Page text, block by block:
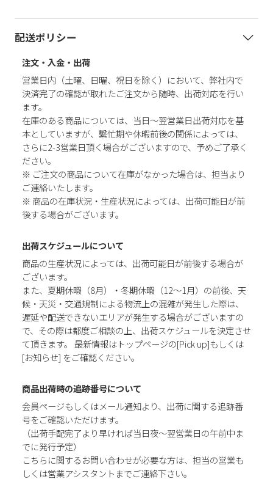
配送ポリシー
注文・入金・出荷
営業日内（土曜、日曜、祝日を除く）において、弊社内で
決済完了の確認が取れたご注文から随時、出荷対応を行い
ます。
在庫のある商品については、当日～翌営業日出荷対応を基
本としていますが、繫忙期や休暇前後の関係によっては、
さらに2-3営業日頂く場合がございますので、予めご了承く
ださい。
※ ご注文の商品について在庫がなかった場合は、担当より
ご連絡いたします。
※ 商品の在庫状況・生産状況によっては、出荷可能日が前
後する場合がございます。
出荷スケジュールについて
商品の生産状況によっては、出荷可能日が前後する場合が
ございます。
また、夏期休暇（8月）・冬期休暇（12～1月）の前後、天
候・天災・交通規制による物流上の混雑が発生した際は、
遅延や配送できないエリアが発生する場合がございますの
で、その際は都度ご相談の上、出荷スケジュールを決定させ
て頂きます。 最新情報はトップページの[Pick up]もしくは
[お知らせ] をご確認ください。
商品出荷時の追跡番号について
会員ページもしくはメール通知より、出荷に関する追跡番
号をご確認いただけます。
（出荷手配完了より早ければ当日夜～翌営業日の午前中ま
でに発行予定）
こちらに関するお問い合わせが必要な方は、担当の営業も
しくは営業アシスタントまでご連絡下さい。